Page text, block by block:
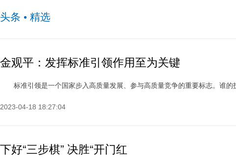
头条 • 精选
金观平：发挥标准引领作用至为关键
标准引领是一个国家步入高质量发展、参与高质量竞争的重要标志。谁的
2023-04-18 18:27:04
下好“三步棋” 决胜“开门红